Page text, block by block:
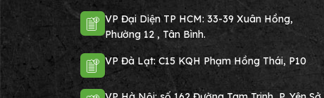
VP Đại Diện TP HCM: 33-39 Xuân Hồng,
Phường 12 , Tân Bình.
VP Đà Lạt: C15 KQH Phạm Hồng Thái, P10